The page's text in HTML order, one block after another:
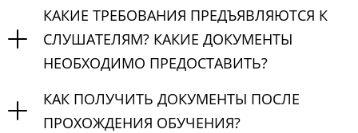
КАКИЕ ТРЕБОВАНИЯ ПРЕДЪЯВЛЯЮТСЯ К
СЛУШАТЕЛЯМ? КАКИЕ ДОКУМЕНТЫ
НЕОБХОДИМО ПРЕДОСТАВИТЬ?
КАК ПОЛУЧИТЬ ДОКУМЕНТЫ ПОСЛЕ
ПРОХОЖДЕНИЯ ОБУЧЕНИЯ?